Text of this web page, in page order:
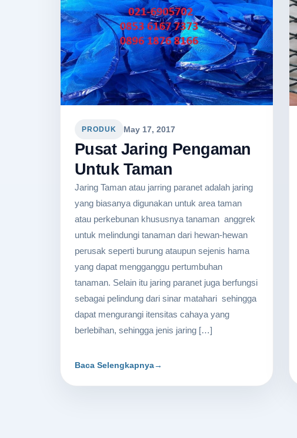
PRODUK May 17, 2017
Pusat Jaring Pengaman
Untuk Taman
Jaring Taman atau jarring paranet adalah jaring
yang biasanya digunakan untuk area taman
atau perkebunan khususnya tanaman anggrek
untuk melindungi tanaman dari hewan-hewan
perusak seperti burung ataupun sejenis hama
yang dapat mengganggu pertumbuhan
tanaman. Selain itu jaring paranet juga berfungsi
sebagai pelindung dari sinar matahari sehingga
dapat mengurangi itensitas cahaya yang
berlebihan, sehingga jenis jaring […]
Baca Selengkapnya→